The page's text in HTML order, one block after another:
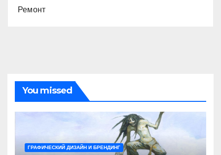
Ремонт
You missed
ГРАФИЧЕСКИЙ ДИЗАЙН И БРЕНДИНГ